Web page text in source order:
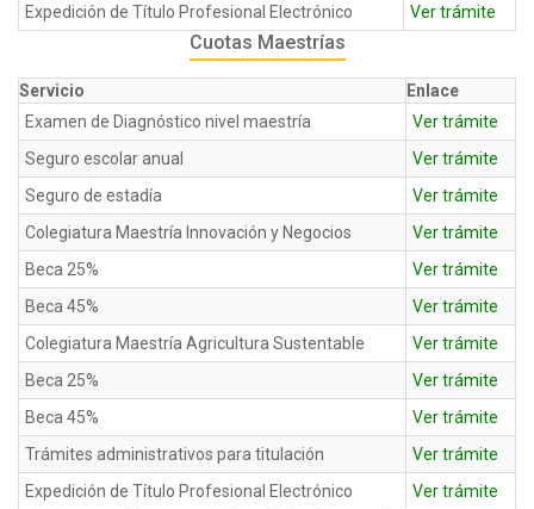
Expedición de Título Profesional Electrónico
Ver trámite
Cuotas Maestrías
Servicio
Enlace
Examen de Diagnóstico nivel maestría
Ver trámite
Seguro escolar anual
Ver trámite
Seguro de estadía
Ver trámite
Colegiatura Maestría Innovación y Negocios
Ver trámite
Beca 25%
Ver trámite
Beca 45%
Ver trámite
Colegiatura Maestría Agricultura Sustentable
Ver trámite
Beca 25%
Ver trámite
Beca 45%
Ver trámite
Trámites administrativos para titulación
Ver trámite
Expedición de Título Profesional Electrónico
Ver trámite